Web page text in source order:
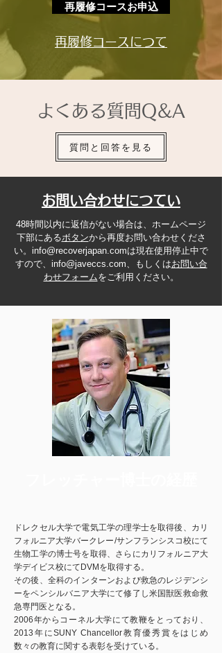
再履修コースお申込
再履修コースにつて
よくある質問Q&A
質問と回答を見る
お問い合わせにつてい
48時間以内に返信がない場合は、ホームページ
下部にあるボタンから再度お問い合わせくださ
い。info@recoverjapan.comは現在使用停止中で
すので、info@javeccs.com、もしくはお問い合
わせフォームをご利用ください。
ドレクセル大学で電気工学の理学士を取得後、カリ
フォルニア大学バークレー/サンフランシスコ校にて
生物工学の博士号を取得、さらにカリフォルニア大
学デイビス校にてDVMを取得する。
その後、全科のインターンおよび救急のレジデンシ
ーをペンシルバニア大学にて修了し米国獣医救命救
急専門医となる。
2006年からコーネル大学にて教鞭をとっており、
2013年にSUNY Chancellor教育優秀賞をはじめ
数々の教育に関する表彰を受けている。